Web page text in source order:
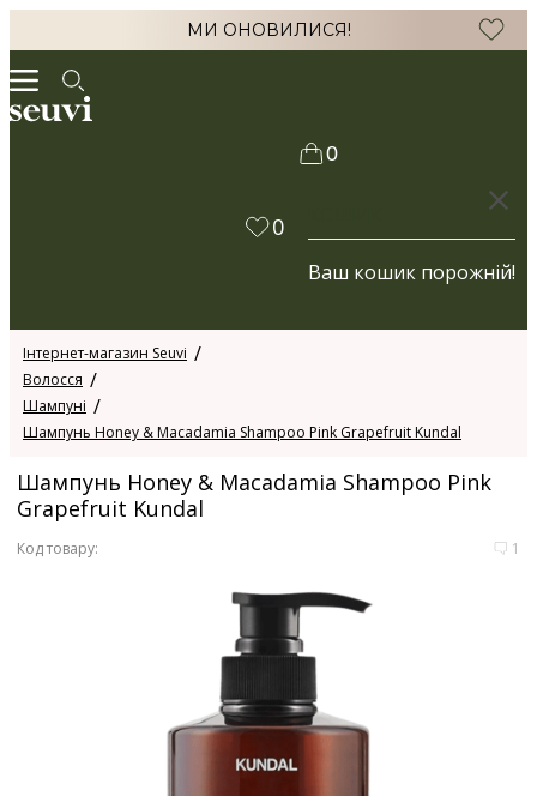
МИ ОНОВИЛИСЯ!
0
0
Ваш кошик порожній!
Інтернет-магазин Seuvi
Волосся
Шампуні
Шампунь Honey & Macadamia Shampoo Pink Grapefruit Kundal
Шампунь Honey & Macadamia Shampoo Pink
Grapefruit Kundal
Код товару: 1